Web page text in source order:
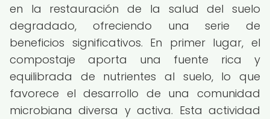
en la restauración de la salud del suelo
degradado, ofreciendo una serie de
beneficios significativos. En primer lugar, el
compostaje aporta una fuente rica y
equilibrada de nutrientes al suelo, lo que
favorece el desarrollo de una comunidad
microbiana diversa y activa. Esta actividad